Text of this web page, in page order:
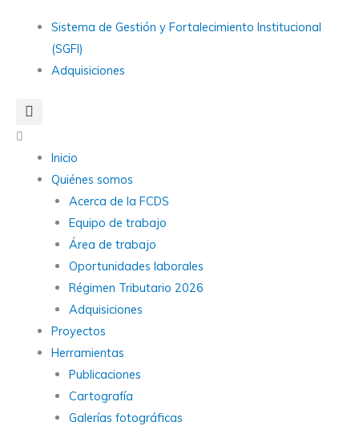
contenido
Main
Sistema de Gestión y Fortalecimiento Institucional
(SGFI)
Adquisiciones
Main
Menu
Inicio
Quiénes somos
Acerca de la FCDS
Equipo de trabajo
Área de trabajo
Oportunidades laborales
Régimen Tributario 2026
Adquisiciones
Proyectos
Herramientas
Publicaciones
Cartografía
Galerías fotográficas